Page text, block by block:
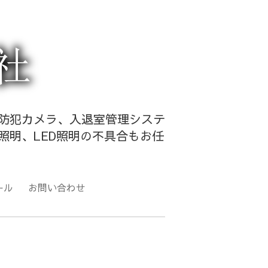
犯カメラ、入退室管理システ
明、LED照明の不具合もお任
ル お問い合わせ